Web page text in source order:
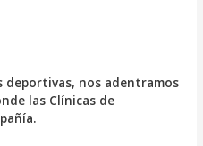
deportivas, nos adentramos
las Clínicas de